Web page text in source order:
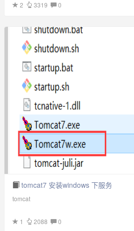
2 3319 0
tomcat7 安装windows 下服务
tomcat
1 2088 0